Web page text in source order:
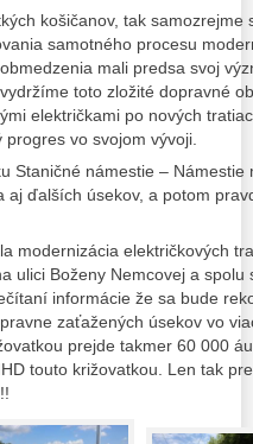
košičanov, tak samozrejme
samotného procesu
mali predsa svoj
toto zložité dopravné
električkami po nových
vo svojom vývoji.
Staničné námestie –
ďalších úsekov, a potom
modernizácia električkových
ulici Boženy Nemcovej a
informácie že sa bude
zaťažených úsekov vo
prejde takmer 60 000
touto križovatkou. Len tak